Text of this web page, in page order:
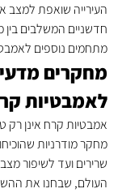
העירייה שואפת למצב
חדשניים המשלבים
מתחמים נוספים
מחקרים
לאמבטיות
אמבטיות קרח אינן
מחקר מודרניות
שרירים ועד לשיפור
העולם, שבחנו את